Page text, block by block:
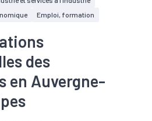
Emploi, formation
des
en Auvergne-